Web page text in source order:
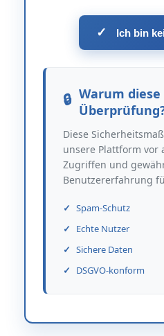
✓ Ich bin
Warum diese
Diese
unsere Plattform vor
Zugriffen und
Benutzererfahrung
Spam-Schutz
Echte Nutzer
Sichere Daten
DSGVO-konform